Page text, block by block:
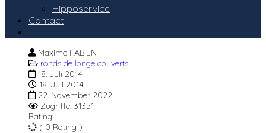
Hipposervice
Contact
Maxime FABIEN
ronds de longe couverts
18. Juli 2014
18. Juli 2014
22. November 2022
Zugriffe: 31351
Rating:
( 0 Rating )